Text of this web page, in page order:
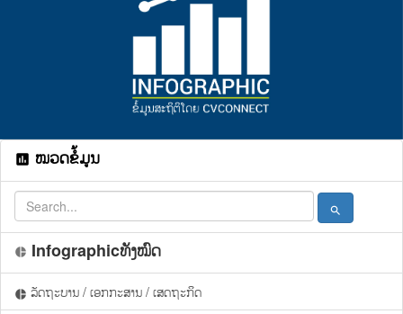
assessment ໝວດຂໍ້ມູນ
search
pie_chart Infographicທັງໝົດ
pie_chart ລັດຖະບານ / ເອກກະສານ / ເສດຖະກິດ